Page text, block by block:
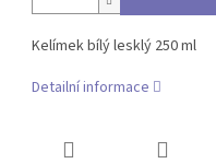
Kelímek bílý lesklý 250 ml
Detailní informace